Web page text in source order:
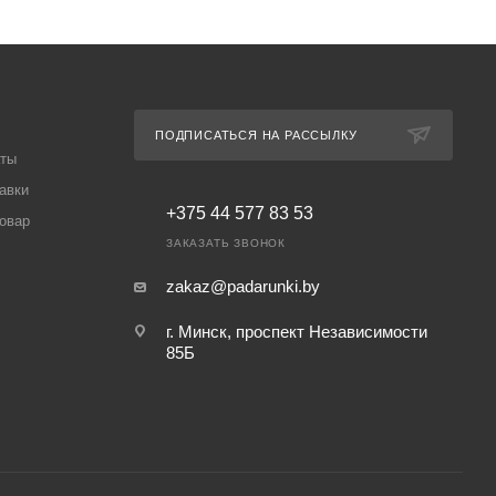
ПОДПИСАТЬСЯ НА РАССЫЛКУ
+375 44 577 83 53
ЗАКАЗАТЬ ЗВОНОК
zakaz@padarunki.by
г. Минск, проспект Независимости
85Б